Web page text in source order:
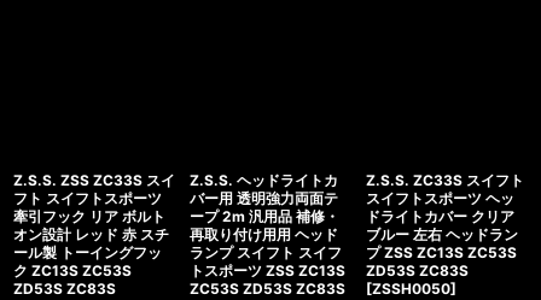
Z.S.S. ZSS ZC33S スイ
フト スイフトスポーツ
牽引フック リア ボルト
オン設計 レッド 赤 スチ
ール製 トーイングフッ
ク ZC13S ZC53S
ZD53S ZC83S
Z.S.S. ヘッドライトカ
バー用 透明強力両面テ
ープ 2m 汎用品 補修・
再取り付け用用 ヘッド
ランプ スイフト スイフ
トスポーツ ZSS ZC13S
ZC53S ZD53S ZC83S
Z.S.S. ZC33S スイフト
スイフトスポーツ ヘッ
ドライトカバー クリア
ブルー 左右 ヘッドラン
プ ZSS ZC13S ZC53S
ZD53S ZC83S
[ZSSH0050]